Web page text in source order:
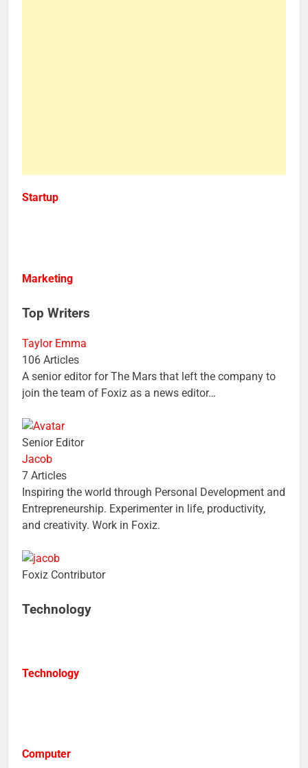
Startup
Marketing
Top Writers
Taylor Emma
106 Articles
A senior editor for The Mars that left the company to
join the team of Foxiz as a news editor…
Senior Editor
Jacob
7 Articles
Inspiring the world through Personal Development and
Entrepreneurship. Experimenter in life, productivity,
and creativity. Work in Foxiz.
Foxiz Contributor
Technology
Technology
Computer